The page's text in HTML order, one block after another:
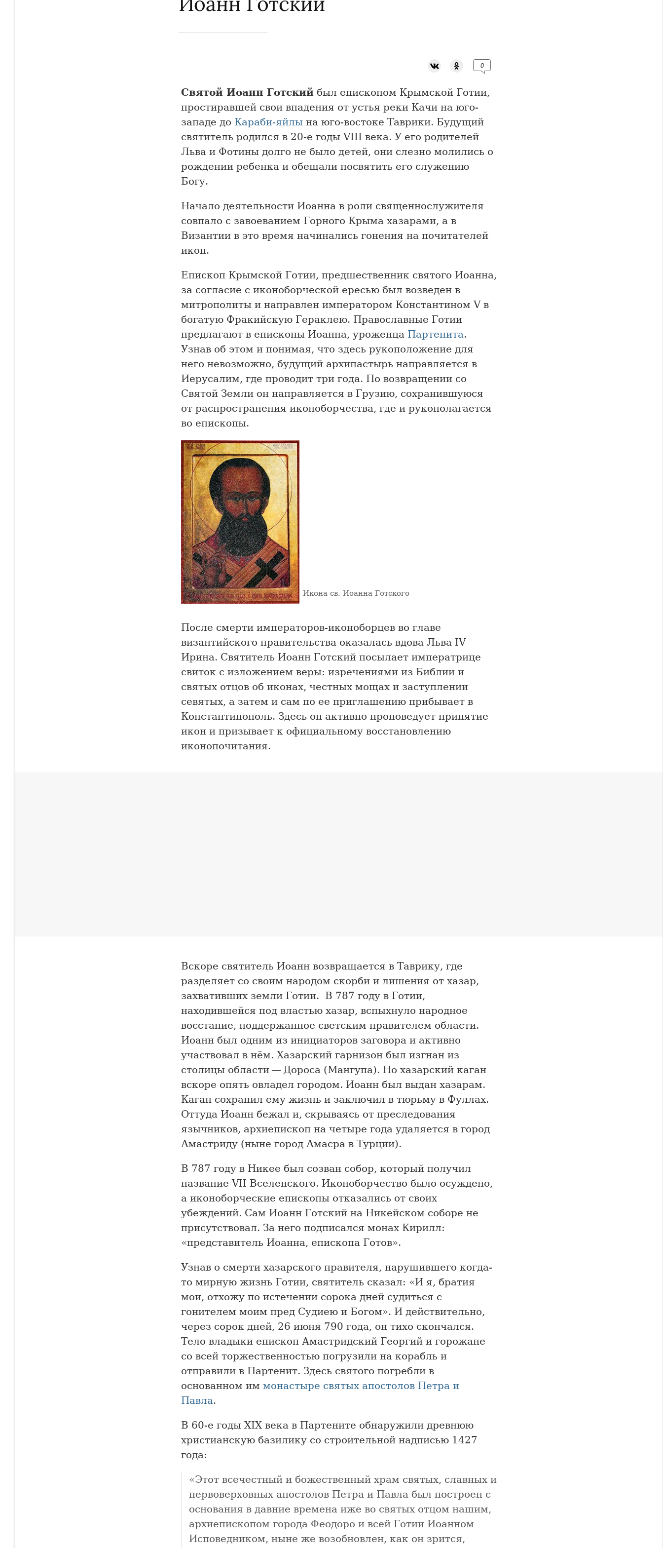
0
Святой Иоанн Готский был епископом Крымской Готии,
простиравшей свои впадения от устья реки Качи на юго-
западе до Караби-яйлы на юго-востоке Таврики. Будущий
святитель родился в 20-е годы VIII века. У его родителей
Льва и Фотины долго не было детей, они слезно молились о
рождении ребенка и обещали посвятить его служению
Богу.
Начало деятельности Иоанна в роли священнослужителя
совпало с завоеванием Горного Крыма хазарами, а в
Византии в это время начинались гонения на почитателей
икон.
Епископ Крымской Готии, предшественник святого Иоанна,
за согласие с иконоборческой ересью был возведен в
митрополиты и направлен императором Константином V в
богатую Фракийскую Гераклею. Православные Готии
предлагают в епископы Иоанна, уроженца Партенита.
Узнав об этом и понимая, что здесь рукоположение для
него невозможно, будущий архипастырь направляется в
Иерусалим, где проводит три года. По возвращении со
Святой Земли он направляется в Грузию, сохранившуюся
от распространения иконоборчества, где и рукополагается
во епископы.
Икона св. Иоанна Готского
После смерти императоров-иконоборцев во главе
византийского правительства оказалась вдова Льва IV
Ирина. Святитель Иоанн Готский посылает императрице
свиток с изложением веры: изречениями из Библии и
святых отцов об иконах, честных мощах и заступлении
севятых, а затем и сам по ее приглашению прибывает в
Константинополь. Здесь он активно проповедует принятие
икон и призывает к официальному восстановлению
иконопочитания.
Вскоре святитель Иоанн возвращается в Таврику, где
разделяет со своим народом скорби и лишения от хазар,
захвативших земли Готии. В 787 году в Готии,
находившейся под властью хазар, вспыхнуло народное
восстание, поддержанное светским правителем области.
Иоанн был одним из инициаторов заговора и активно
участвовал в нём. Хазарский гарнизон был изгнан из
столицы области — Дороса (Мангупа). Но хазарский каган
вскоре опять овладел городом. Иоанн был выдан хазарам.
Каган сохранил ему жизнь и заключил в тюрьму в Фуллах.
Оттуда Иоанн бежал и, скрываясь от преследования
язычников, архиепископ на четыре года удаляется в город
Амастриду (ныне город Амасра в Турции).
В 787 году в Никее был созван собор, который получил
название VII Вселенского. Иконоборчество было осуждено,
а иконоборческие епископы отказались от своих
убеждений. Сам Иоанн Готский на Никейском соборе не
присутствовал. За него подписался монах Кирилл:
«представитель Иоанна, епископа Готов».
Узнав о смерти хазарского правителя, нарушившего когда-
то мирную жизнь Готии, святитель сказал: «И я, братия
мои, отхожу по истечении сорока дней судиться с
гонителем моим пред Судиею и Богом». И действительно,
через сорок дней, 26 июня 790 года, он тихо скончался.
Тело владыки епископ Амастридский Георгий и горожане
со всей торжественностью погрузили на корабль и
отправили в Партенит. Здесь святого погребли в
основанном им монастыре святых апостолов Петра и
Павла.
В 60-е годы XIX века в Партените обнаружили древнюю
христианскую базилику со строительной надписью 1427
года:
«Этот всечестный и божественный храм святых, славных и
первоверховных апостолов Петра и Павла был построен с
основания в давние времена иже во святых отцом нашим,
архиепископом города Феодоро и всей Готии Иоанном
Исповедником, ныне же возобновлен, как он зрится,